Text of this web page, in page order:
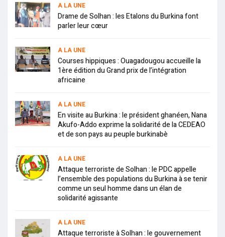
A LA UNE
Drame de Solhan : les Etalons du Burkina font
parler leur cœur
A LA UNE
Courses hippiques : Ouagadougou accueille la
1ère édition du Grand prix de l’intégration
africaine
A LA UNE
En visite au Burkina : le président ghanéen, Nana
Akufo-Addo exprime la solidarité de la CEDEAO
et de son pays au peuple burkinabè
A LA UNE
Attaque terroriste de Solhan : le PDC appelle
l’ensemble des populations du Burkina à se tenir
comme un seul homme dans un élan de
solidarité agissante
A LA UNE
Attaque terroriste à Solhan : le gouvernement